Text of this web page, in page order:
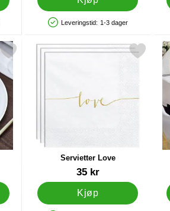
Produkttilgjengelighet: På lager
Leveringstid: 1-3 dager
Tre som favoritt
Servietter Love
Varenummer 28810
35 kr
Kjøp
Merk servietter Love som